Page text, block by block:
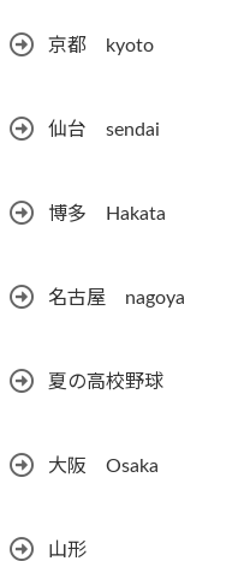
京都 kyoto
仙台 sendai
博多 Hakata
名古屋 nagoya
夏の高校野球
大阪 Osaka
山形